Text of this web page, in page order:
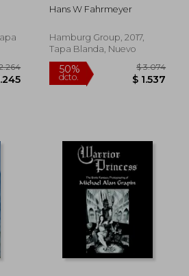
$ 891 dcto.
Hans W Fahrmeyer
Hamburg Group, 2017,
Tapa Blanda, Nuevo